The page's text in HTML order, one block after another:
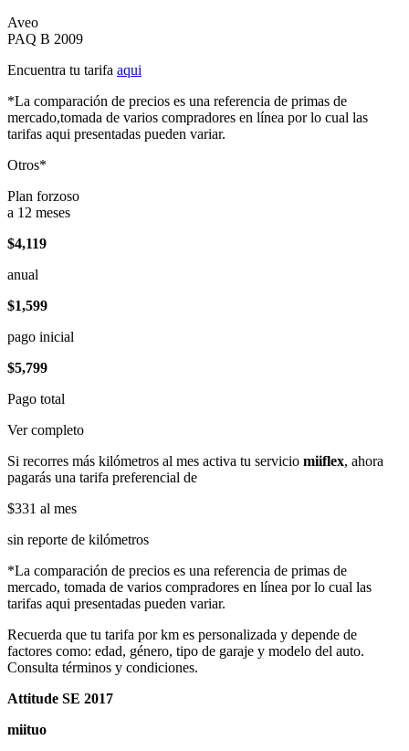
Aveo
PAQ B 2009
Encuentra tu tarifa aqui
*La comparación de precios es una referencia de primas de
mercado,tomada de varios compradores en línea por lo cual las
tarifas aqui presentadas pueden variar.
Otros*
Plan forzoso
a 12 meses
$4,119
anual
$1,599
pago inicial
$5,799
Pago total
Ver completo
Si recorres más kilómetros al mes activa tu servicio miiflex, ahora
pagarás una tarifa preferencial de
$331 al mes
sin reporte de kilómetros
*La comparación de precios es una referencia de primas de
mercado, tomada de varios compradores en línea por lo cual las
tarifas aqui presentadas pueden variar.
Recuerda que tu tarifa por km es personalizada y depende de
factores como: edad, género, tipo de garaje y modelo del auto.
Consulta términos y condiciones.
Attitude SE 2017
miituo